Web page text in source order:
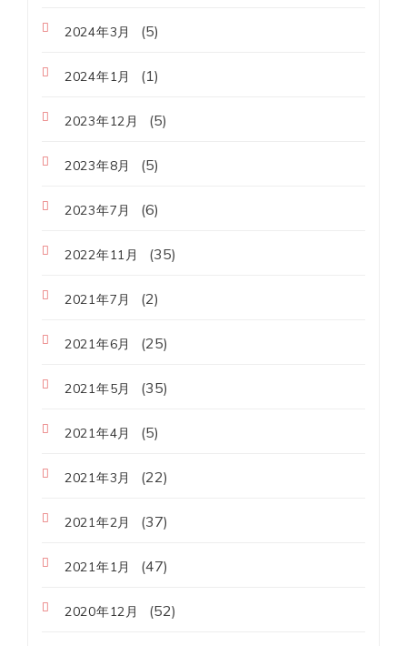
2024年3月 (5)
2024年1月 (1)
2023年12月 (5)
2023年8月 (5)
2023年7月 (6)
2022年11月 (35)
2021年7月 (2)
2021年6月 (25)
2021年5月 (35)
2021年4月 (5)
2021年3月 (22)
2021年2月 (37)
2021年1月 (47)
2020年12月 (52)